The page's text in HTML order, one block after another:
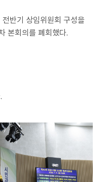
전반기 상임위원회 구성을
본회의를 폐회했다.
.